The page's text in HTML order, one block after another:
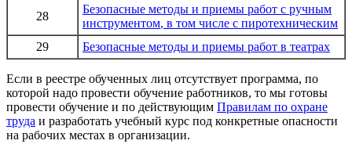
28
Безопасные методы и приемы работ с ручным
инструментом, в том числе с пиротехническим
29
Безопасные методы и приемы работ в театрах
Если в реестре обученных лиц отсутствует программа, по
которой надо провести обучение работников, то мы готовы
провести обучение и по действующим Правилам по охране
труда и разработать учебный курс под конкретные опасности
на рабочих местах в организации.